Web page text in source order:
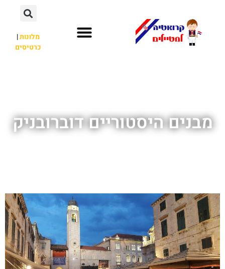
מלונות|
כרטיסים
מבנים היסטוריים דוברובניק